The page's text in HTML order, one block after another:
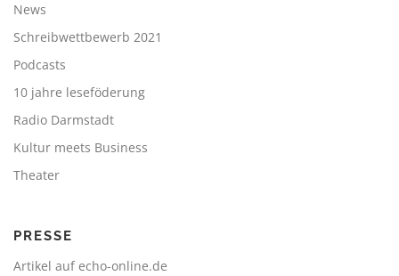
News
Schreibwettbewerb 2021
Podcasts
10 jahre leseföderung
Radio Darmstadt
Kultur meets Business
Theater
PRESSE
Artikel auf echo-online.de